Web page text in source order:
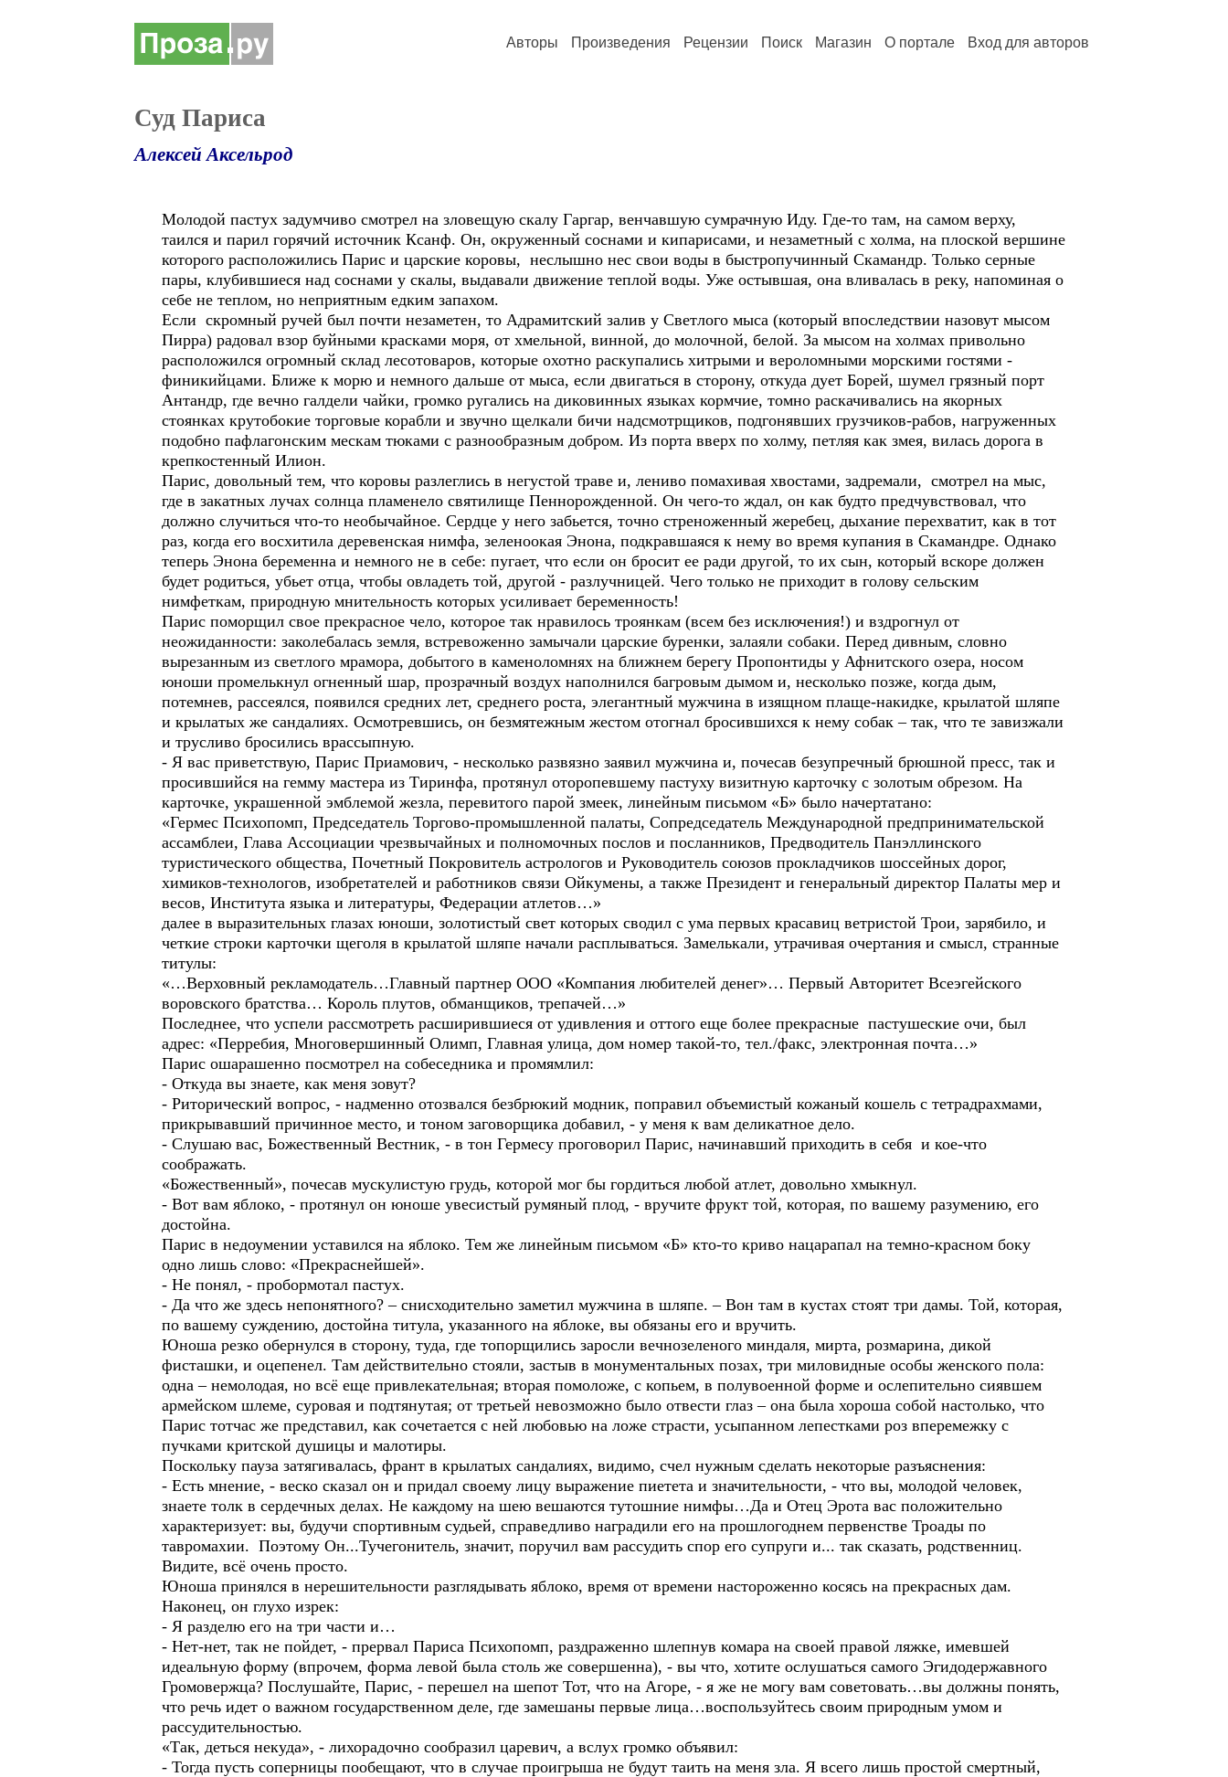
Авторы Произведения Рецензии Поиск Магазин О портале Вход для авторов
Суд Париса
Алексей Аксельрод
Молодой пастух задумчиво смотрел на зловещую скалу Гаргар, венчавшую сумрачную Иду. Где-то там, на самом верху,
таился и парил горячий источник Ксанф. Он, окруженный соснами и кипарисами, и незаметный с холма, на плоской вершине
которого расположились Парис и царские коровы, неслышно нес свои воды в быстропучинный Скамандр. Только серные
пары, клубившиеся над соснами у скалы, выдавали движение теплой воды. Уже остывшая, она вливалась в реку, напоминая о
себе не теплом, но неприятным едким запахом.
Если скромный ручей был почти незаметен, то Адрамитский залив у Светлого мыса (который впоследствии назовут мысом
Пирра) радовал взор буйными красками моря, от хмельной, винной, до молочной, белой. За мысом на холмах привольно
расположился огромный склад лесотоваров, которые охотно раскупались хитрыми и вероломными морскими гостями -
финикийцами. Ближе к морю и немного дальше от мыса, если двигаться в сторону, откуда дует Борей, шумел грязный порт
Антандр, где вечно галдели чайки, громко ругались на диковинных языках кормчие, томно раскачивались на якорных
стоянках крутобокие торговые корабли и звучно щелкали бичи надсмотрщиков, подгонявших грузчиков-рабов, нагруженных
подобно пафлагонским мескам тюками с разнообразным добром. Из порта вверх по холму, петляя как змея, вилась дорога в
крепкостенный Илион.
Парис, довольный тем, что коровы разлеглись в негустой траве и, лениво помахивая хвостами, задремали, смотрел на мыс,
где в закатных лучах солнца пламенело святилище Пеннорожденной. Он чего-то ждал, он как будто предчувствовал, что
должно случиться что-то необычайное. Сердце у него забьется, точно стреноженный жеребец, дыхание перехватит, как в тот
раз, когда его восхитила деревенская нимфа, зеленоокая Энона, подкравшаяся к нему во время купания в Скамандре. Однако
теперь Энона беременна и немного не в себе: пугает, что если он бросит ее ради другой, то их сын, который вскоре должен
будет родиться, убьет отца, чтобы овладеть той, другой - разлучницей. Чего только не приходит в голову сельским
нимфеткам, природную мнительность которых усиливает беременность!
Парис поморщил свое прекрасное чело, которое так нравилось троянкам (всем без исключения!) и вздрогнул от
неожиданности: заколебалась земля, встревоженно замычали царские буренки, залаяли собаки. Перед дивным, словно
вырезанным из светлого мрамора, добытого в каменоломнях на ближнем берегу Пропонтиды у Афнитского озера, носом
юноши промелькнул огненный шар, прозрачный воздух наполнился багровым дымом и, несколько позже, когда дым,
потемнев, рассеялся, появился средних лет, среднего роста, элегантный мужчина в изящном плаще-накидке, крылатой шляпе
и крылатых же сандалиях. Осмотревшись, он безмятежным жестом отогнал бросившихся к нему собак – так, что те завизжали
и трусливо бросились врассыпную.
- Я вас приветствую, Парис Приамович, - несколько развязно заявил мужчина и, почесав безупречный брюшной пресс, так и
просившийся на гемму мастера из Тиринфа, протянул оторопевшему пастуху визитную карточку с золотым обрезом. На
карточке, украшенной эмблемой жезла, перевитого парой змеек, линейным письмом «Б» было начертатано:
«Гермес Психопомп, Председатель Торгово-промышленной палаты, Сопредседатель Международной предпринимательской
ассамблеи, Глава Ассоциации чрезвычайных и полномочных послов и посланников, Предводитель Панэллинского
туристического общества, Почетный Покровитель астрологов и Руководитель союзов прокладчиков шоссейных дорог,
химиков-технологов, изобретателей и работников связи Ойкумены, а также Президент и генеральный директор Палаты мер и
весов, Института языка и литературы, Федерации атлетов…»
далее в выразительных глазах юноши, золотистый свет которых сводил с ума первых красавиц ветристой Трои, зарябило, и
четкие строки карточки щеголя в крылатой шляпе начали расплываться. Замелькали, утрачивая очертания и смысл, странные
титулы:
«…Верховный рекламодатель…Главный партнер ООО «Компания любителей денег»… Первый Авторитет Всеэгейского
воровского братства… Король плутов, обманщиков, трепачей…»
Последнее, что успели рассмотреть расширившиеся от удивления и оттого еще более прекрасные пастушеские очи, был
адрес: «Перребия, Многовершинный Олимп, Главная улица, дом номер такой-то, тел./факс, электронная почта…»
Парис ошарашенно посмотрел на собеседника и промямлил:
- Откуда вы знаете, как меня зовут?
- Риторический вопрос, - надменно отозвался безбрюкий модник, поправил объемистый кожаный кошель с тетрадрахмами,
прикрывавший причинное место, и тоном заговорщика добавил, - у меня к вам деликатное дело.
- Слушаю вас, Божественный Вестник, - в тон Гермесу проговорил Парис, начинавший приходить в себя и кое-что
соображать.
«Божественный», почесав мускулистую грудь, которой мог бы гордиться любой атлет, довольно хмыкнул.
- Вот вам яблоко, - протянул он юноше увесистый румяный плод, - вручите фрукт той, которая, по вашему разумению, его
достойна.
Парис в недоумении уставился на яблоко. Тем же линейным письмом «Б» кто-то криво нацарапал на темно-красном боку
одно лишь слово: «Прекраснейшей».
- Не понял, - пробормотал пастух.
- Да что же здесь непонятного? – снисходительно заметил мужчина в шляпе. – Вон там в кустах стоят три дамы. Той, которая,
по вашему суждению, достойна титула, указанного на яблоке, вы обязаны его и вручить.
Юноша резко обернулся в сторону, туда, где топорщились заросли вечнозеленого миндаля, мирта, розмарина, дикой
фисташки, и оцепенел. Там действительно стояли, застыв в монументальных позах, три миловидные особы женского пола:
одна – немолодая, но всё еще привлекательная; вторая помоложе, с копьем, в полувоенной форме и ослепительно сиявшем
армейском шлеме, суровая и подтянутая; от третьей невозможно было отвести глаз – она была хороша собой настолько, что
Парис тотчас же представил, как сочетается с ней любовью на ложе страсти, усыпанном лепестками роз вперемежку с
пучками критской душицы и малотиры.
Поскольку пауза затягивалась, франт в крылатых сандалиях, видимо, счел нужным сделать некоторые разъяснения:
- Есть мнение, - веско сказал он и придал своему лицу выражение пиетета и значительности, - что вы, молодой человек,
знаете толк в сердечных делах. Не каждому на шею вешаются тутошние нимфы…Да и Отец Эрота вас положительно
характеризует: вы, будучи спортивным судьей, справедливо наградили его на прошлогоднем первенстве Троады по
тавромахии. Поэтому Он...Тучегонитель, значит, поручил вам рассудить спор его супруги и... так сказать, родственниц.
Видите, всё очень просто.
Юноша принялся в нерешительности разглядывать яблоко, время от времени настороженно косясь на прекрасных дам.
Наконец, он глухо изрек:
- Я разделю его на три части и…
- Нет-нет, так не пойдет, - прервал Париса Психопомп, раздраженно шлепнув комара на своей правой ляжке, имевшей
идеальную форму (впрочем, форма левой была столь же совершенна), - вы что, хотите ослушаться самого Эгидодержавного
Громовержца? Послушайте, Парис, - перешел на шепот Тот, что на Агоре, - я же не могу вам советовать…вы должны понять,
что речь идет о важном государственном деле, где замешаны первые лица…воспользуйтесь своим природным умом и
рассудительностью.
«Так, деться некуда», - лихорадочно сообразил царевич, а вслух громко объявил:
- Тогда пусть соперницы пообещают, что в случае проигрыша не будут таить на меня зла. Я всего лишь простой смертный,